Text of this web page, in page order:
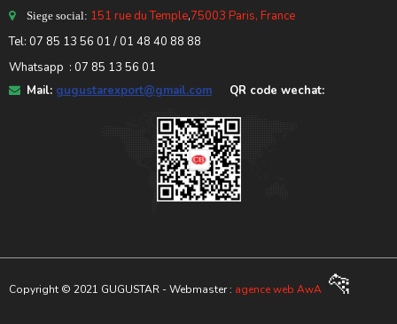
Siege social: 151 rue du Temple,75003 Paris, France
Tel: 07 85 13 56 01 / 01 48 40 88 88
Whatsapp : 07 85 13 56 01
Mail: gugustarexport@gmail.com QR code wechat:
Copyright © 2021 GUGUSTAR - Webmaster : agence web AwA 🐆